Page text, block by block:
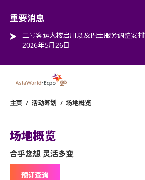
重要消息
二号客运大楼启用以及巴士服务调整安排
2026年5月26日
主页 / 活动筹划 / 场地概览
场地概览
合乎您想 灵活多变
预订查询